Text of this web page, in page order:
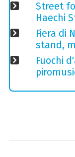
Street
Haechi
Fiera di
stand,
Fuochi